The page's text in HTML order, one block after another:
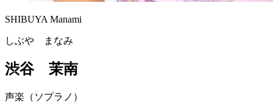
SHIBUYA Manami
しぶや まなみ
渋谷 茉南
声楽（ソプラノ）